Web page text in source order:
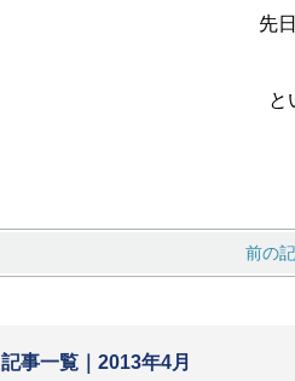
先
と
前の
記事一覧｜2013年4月